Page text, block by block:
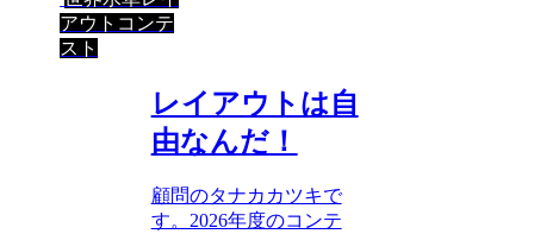
アウトコンテ
スト
レイアウトは自
由なんだ！
顧問のタナカカツキで
す。2026年度のコンテ